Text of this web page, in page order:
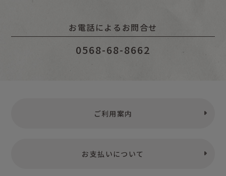
お電話によるお問合せ
0568-68-8662
ご利用案内
お支払いについて